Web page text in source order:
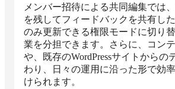
メンバー招待による共同編集では
を残してフィードバックを共有し
のみ更新できる権限モードに切り
業を分担できます。さらに、コン
や、既存のWordPressサイトからの
わり、日々の運用に沿った形で効
けられます。